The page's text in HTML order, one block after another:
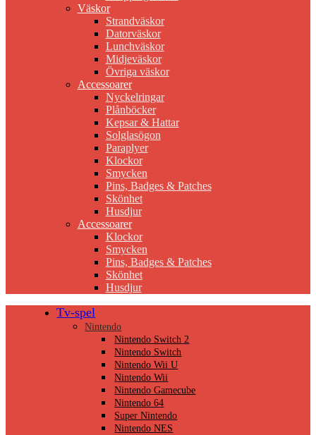
Väskor
Strandväskor
Datorväskor
Lunchväskor
Midjeväskor
Övriga väskor
Accessoarer
Nyckelringar
Plånböcker
Kepsar & Hattar
Solglasögon
Paraplyer
Klockor
Smycken
Pins, Badges & Patches
Skönhet
Husdjur
Accessoarer
Klockor
Smycken
Pins, Badges & Patches
Skönhet
Husdjur
Tv-spel
Nintendo
Nintendo Switch 2
Nintendo Switch
Nintendo Wii U
Nintendo Wii
Nintendo Gamecube
Nintendo 64
Super Nintendo
Nintendo NES